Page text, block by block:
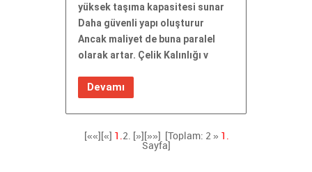
yüksek taşıma kapasitesi sunar
Daha güvenli yapı oluşturur
Ancak maliyet de buna paralel
olarak artar. Çelik Kalınlığı v
Devamı
[««][«] 1. 2. [»] [»»] [Toplam: 2 » 1.
Sayfa]